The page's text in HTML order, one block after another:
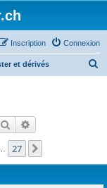
Connexion
Inscription
et dérivés
c
Rechercher
27